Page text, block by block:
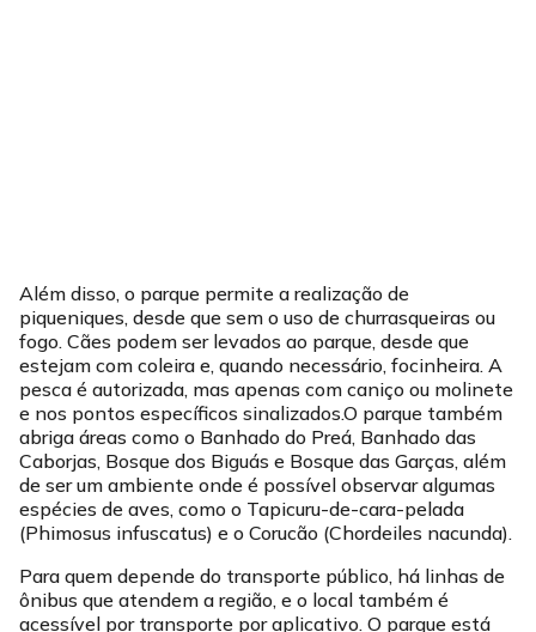
Além disso, o parque permite a realização de
piqueniques, desde que sem o uso de churrasqueiras ou
fogo. Cães podem ser levados ao parque, desde que
estejam com coleira e, quando necessário, focinheira. A
pesca é autorizada, mas apenas com caniço ou molinete
e nos pontos específicos sinalizados.O parque também
abriga áreas como o Banhado do Preá, Banhado das
Caborjas, Bosque dos Biguás e Bosque das Garças, além
de ser um ambiente onde é possível observar algumas
espécies de aves, como o Tapicuru-de-cara-pelada
(Phimosus infuscatus) e o Corucão (Chordeiles nacunda).
Para quem depende do transporte público, há linhas de
ônibus que atendem a região, e o local também é
acessível por transporte por aplicativo. O parque está